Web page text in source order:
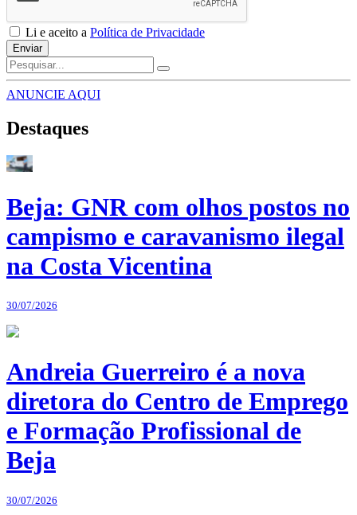
Li e aceito a Política de Privacidade
Enviar
ANUNCIE AQUI
Destaques
Beja: GNR com olhos postos no
campismo e caravanismo ilegal
na Costa Vicentina
30/07/2026
Andreia Guerreiro é a nova
diretora do Centro de Emprego
e Formação Profissional de
Beja
30/07/2026